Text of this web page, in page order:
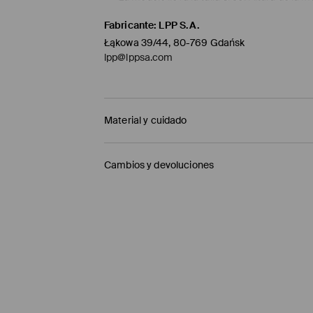
Fabricante: LPP S.A.
Łąkowa 39/44, 80-769 Gdańsk
lpp@lppsa.com
Material y cuidado
1º TELA : 100% ALGODÓN
Cambios y devoluciones